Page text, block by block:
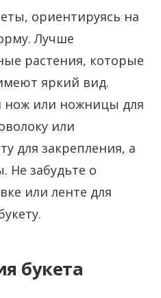
ориентируясь на
Лучше
растения, которые
яркий вид.
нож или ножницы для
или
для закрепления, а
Не забудьте о
или ленте для
букета